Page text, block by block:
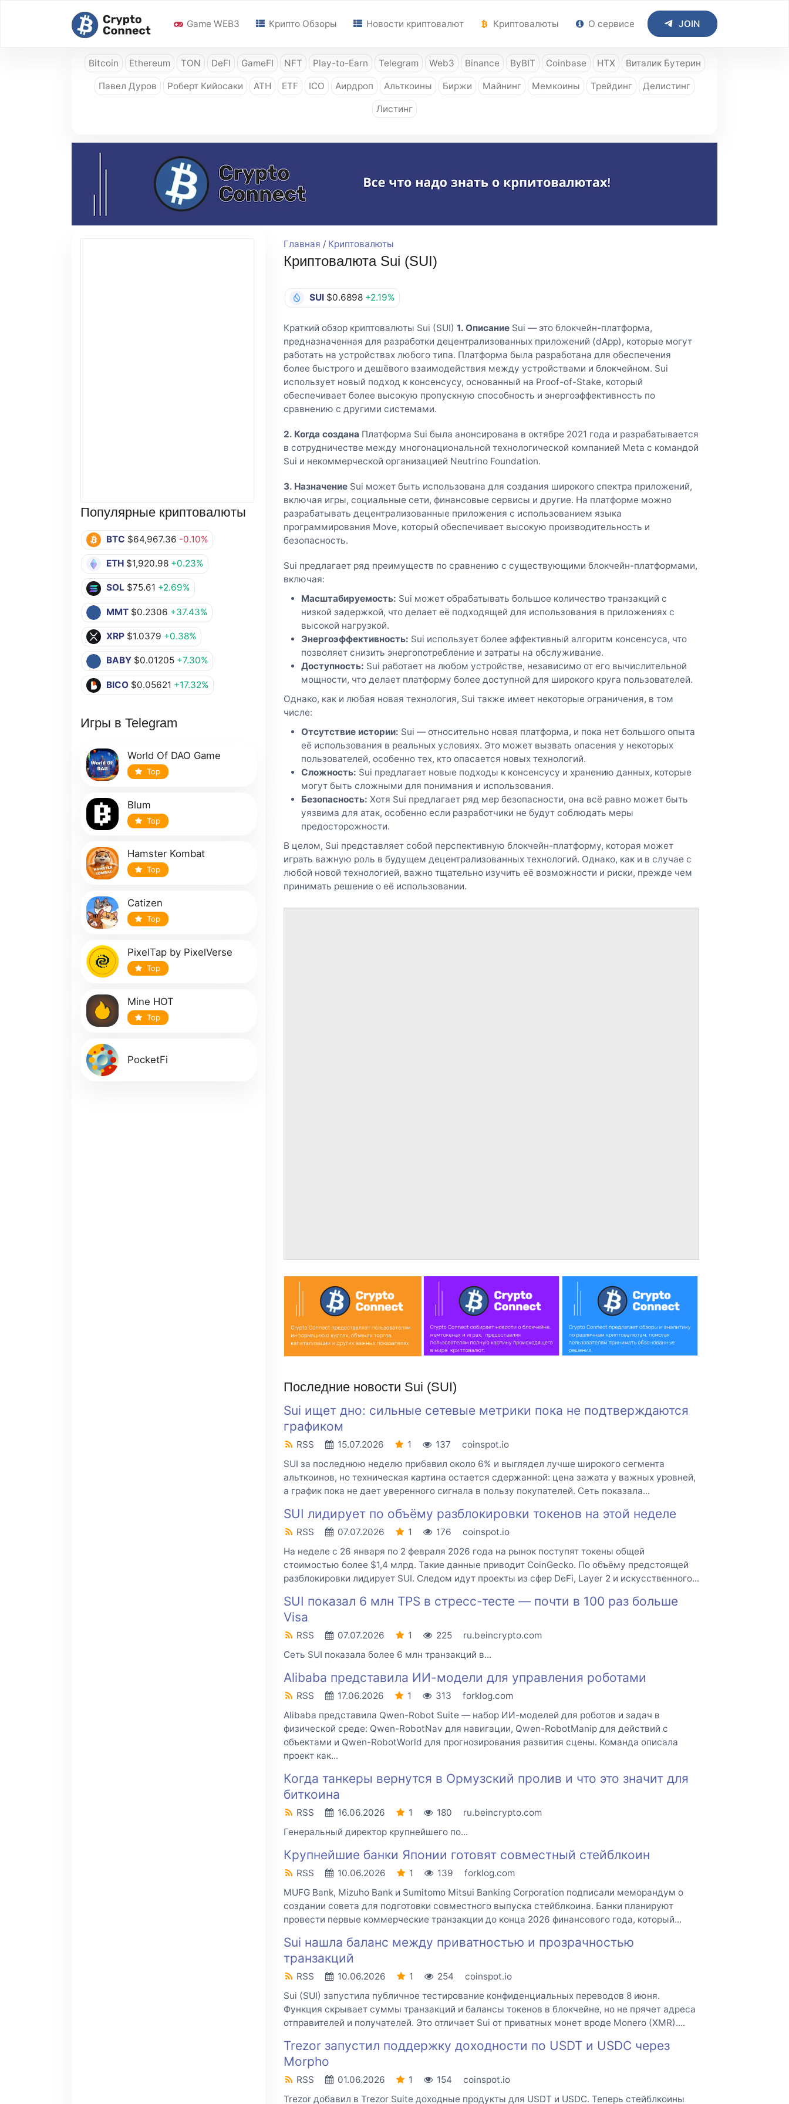
Game WEB3 Крипто Обзоры Новости криптовалют Криптовалюты О сервисе JOIN
Bitcoin Ethereum TON DeFI GameFI NFT Play-to-Earn Telegram Web3 Binance ByBIT Coinbase HTX Виталик Бутерин
Павел Дуров Роберт Кийосаки ATH ETF ICO Аирдроп Альткоины Биржи Майнинг Мемкоины Трейдинг Делистинг
Листинг
Популярные криптовалюты
BTC $64,967.36 -0.10%
ETH $1,920.98 +0.23%
SOL $75.61 +2.69%
MMT $0.2306 +37.43%
XRP $1.0379 +0.38%
BABY $0.01205 +7.30%
BICO $0.05621 +17.32%
Игры в Telegram
World Of DAO Game
Top
Blum
Top
Hamster Kombat
Top
Catizen
Top
PixelTap by PixelVerse
Top
Mine HOT
Top
PocketFi
Главная / Криптовалюты
Криптовалюта Sui (SUI)
SUI $0.6898 +2.19%
Краткий обзор криптовалюты Sui (SUI) 1. ОписаниеSui — это блокчейн-платформа,
предназначенная для разработки децентрализованных приложений (dApp), которые могут
работать на устройствах любого типа. Платформа была разработана для обеспечения
более быстрого и дешёвого взаимодействия между устройствами и блокчейном. Sui
использует новый подход к консенсусу, основанный на Proof-of-Stake, который
обеспечивает более высокую пропускную способность и энергоэффективность по
сравнению с другими системами.
2. Когда создана Платформа Sui была анонсирована в октябре 2021 года и разрабатывается
в сотрудничестве между многонациональной технологической компанией Meta с командой
Sui и некоммерческой организацией Neutrino Foundation.
3. НазначениеSui может быть использована для создания широкого спектра приложений,
включая игры, социальные сети, финансовые сервисы и другие. На платформе можно
разрабатывать децентрализованные приложения с использованием языка
программирования Move, который обеспечивает высокую производительность и
безопасность.
Sui предлагает ряд преимуществ по сравнению с существующими блокчейн-платформами,
включая:
Масштабируемость: Sui может обрабатывать большое количество транзакций с
низкой задержкой, что делает её подходящей для использования в приложениях с
высокой нагрузкой.
Энергоэффективность: Sui использует более эффективный алгоритм консенсуса, что
позволяет снизить энергопотребление и затраты на обслуживание.
Доступность: Sui работает на любом устройстве, независимо от его вычислительной
мощности, что делает платформу более доступной для широкого круга пользователей.
Однако, как и любая новая технология, Sui также имеет некоторые ограничения, в том
числе:
Отсутствие истории: Sui — относительно новая платформа, и пока нет большого опыта
её использования в реальных условиях. Это может вызвать опасения у некоторых
пользователей, особенно тех, кто опасается новых технологий.
Сложность: Sui предлагает новые подходы к консенсусу и хранению данных, которые
могут быть сложными для понимания и использования.
Безопасность: Хотя Sui предлагает ряд мер безопасности, она всё равно может быть
уязвима для атак, особенно если разработчики не будут соблюдать меры
предосторожности.
В целом, Sui представляет собой перспективную блокчейн-платформу, которая может
играть важную роль в будущем децентрализованных технологий. Однако, как и в случае с
любой новой технологией, важно тщательно изучить её возможности и риски, прежде чем
принимать решение о её использовании.
Последние новости Sui (SUI)
Sui ищет дно: сильные сетевые метрики пока не подтверждаются
графиком
RSS 15.07.2026 1 137
coinspot.io
SUI за последнюю неделю прибавил около 6% и выглядел лучше широкого сегмента
альткоинов, но техническая картина остается сдержанной: цена зажата у важных уровней,
а график пока не дает уверенного сигнала в пользу покупателей. Сеть показала...
SUI лидирует по объёму разблокировки токенов на этой неделе
RSS 07.07.2026 1 176
coinspot.io
На неделе с 26 января по 2 февраля 2026 года на рынок поступят токены общей
стоимостью более $1,4 млрд. Такие данные приводит CoinGecko. По объёму предстоящей
разблокировки лидирует SUI. Следом идут проекты из сфер DeFi, Layer 2 и искусственного...
SUI показал 6 млн TPS в стресс-тесте — почти в 100 раз больше
Visa
RSS 07.07.2026 1 225
ru.beincrypto.com
Сеть SUI показала более 6 млн транзакций в...
Alibaba представила ИИ-модели для управления роботами
RSS 17.06.2026 1 313
forklog.com
Alibaba представила Qwen-Robot Suite — набор ИИ-моделей для роботов и задач в
физической среде: Qwen-RobotNav для навигации, Qwen-RobotManip для действий с
объектами и Qwen-RobotWorld для прогнозирования развития сцены. Команда описала
проект как...
Когда танкеры вернутся в Ормузский пролив и что это значит для
биткоина
RSS 16.06.2026 1 180
ru.beincrypto.com
Генеральный директор крупнейшего по...
Крупнейшие банки Японии готовят совместный стейблкоин
RSS 10.06.2026 1 139
forklog.com
MUFG Bank, Mizuho Bank и Sumitomo Mitsui Banking Corporation подписали меморандум о
создании совета для подготовки совместного выпуска стейблкоина. Банки планируют
провести первые коммерческие транзакции до конца 2026 финансового года, который...
Sui нашла баланс между приватностью и прозрачностью
транзакций
RSS 10.06.2026 1 254
coinspot.io
Sui (SUI) запустила публичное тестирование конфиденциальных переводов 8 июня.
Функция скрывает суммы транзакций и балансы токенов в блокчейне, но не прячет адреса
отправителей и получателей. Это отличает Sui от приватных монет вроде Monero (XMR)....
Trezor запустил поддержку доходности по USDT и USDC через
Morpho
RSS 01.06.2026 1 154
coinspot.io
Trezor добавил в Trezor Suite доходные продукты для USDT и USDC. Теперь стейблкоины